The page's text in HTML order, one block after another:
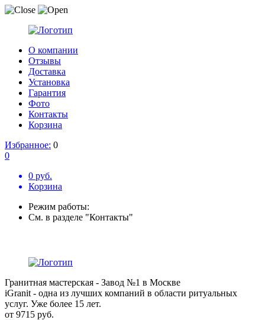
О компании
Отзывы
Доставка
Установка
Гарантия
Фото
Контакты
Корзина
Избранное: 0
0
0 руб.
Корзина
Режим работы:
См. в разделе "Контакты"
Гранитная мастерская - Завод №1 в Москве
iGranit - одна из лучших компаний в области ритуальных
услуг. Уже более 15 лет.
от 9715 руб.